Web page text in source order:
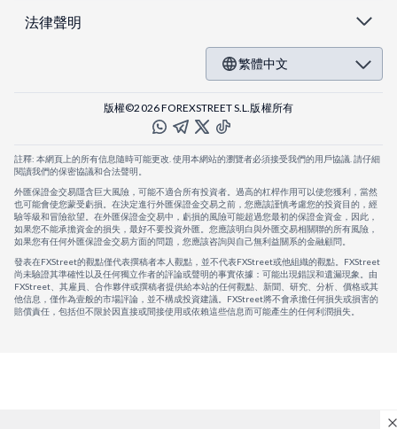
法律聲明
繁體中文
版權©2026 FOREXSTREET S.L.版權所有
註釋: 本網頁上的所有信息隨時可能更改. 使用本網站的瀏覽者必須接受我們的用戶協議. 請仔細
閱讀我們的保密協議和合法聲明。
外匯保證金交易隱含巨大風險，可能不適合所有投資者。過高的杠桿作用可以使您獲利，當然
也可能會使您蒙受虧損。在決定進行外匯保證金交易之前，您應該謹慎考慮您的投資目的，經
驗等級和冒險欲望。在外匯保證金交易中，虧損的風險可能超過您最初的保證金資金，因此，
如果您不能承擔資金的損失，最好不要投資外匯。您應該明白與外匯交易相關聯的所有風險，
如果您有任何外匯保證金交易方面的問題，您應該咨詢與自己無利益關系的金融顧問。
發表在FXStreet的觀點僅代表撰稿者本人觀點，並不代表FXStreet或他組織的觀點。FXStreet
尚未驗證其準確性以及任何獨立作者的評論或聲明的事實依據：可能出現錯誤和遺漏現象。由
FXStreet、其雇員、合作夥伴或撰稿者提供給本站的任何觀點、新聞、研究、分析、價格或其
他信息，僅作為壹般的市場評論，並不構成投資建議。FXStreet將不會承擔任何損失或損害的
賠償責任，包括但不限於因直接或間接使用或依賴這些信息而可能產生的任何利潤損失。